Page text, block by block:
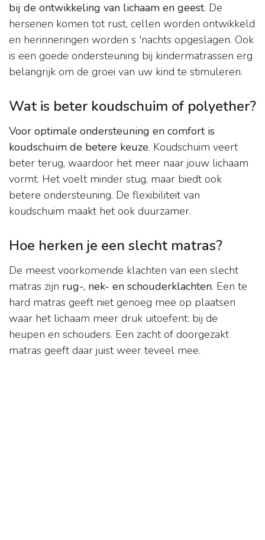
bij de ontwikkeling van lichaam en geest. De
hersenen komen tot rust, cellen worden ontwikkeld
en herinneringen worden s 'nachts opgeslagen. Ook
is een goede ondersteuning bij kindermatrassen erg
belangrijk om de groei van uw kind te stimuleren.
Wat is beter koudschuim of polyether?
Voor optimale ondersteuning en comfort is
koudschuim de betere keuze. Koudschuim veert
beter terug, waardoor het meer naar jouw lichaam
vormt. Het voelt minder stug, maar biedt ook
betere ondersteuning. De flexibiliteit van
koudschuim maakt het ook duurzamer.
Hoe herken je een slecht matras?
De meest voorkomende klachten van een slecht
matras zijn rug-, nek- en schouderklachten. Een te
hard matras geeft niet genoeg mee op plaatsen
waar het lichaam meer druk uitoefent: bij de
heupen en schouders. Een zacht of doorgezakt
matras geeft daar juist weer teveel mee.